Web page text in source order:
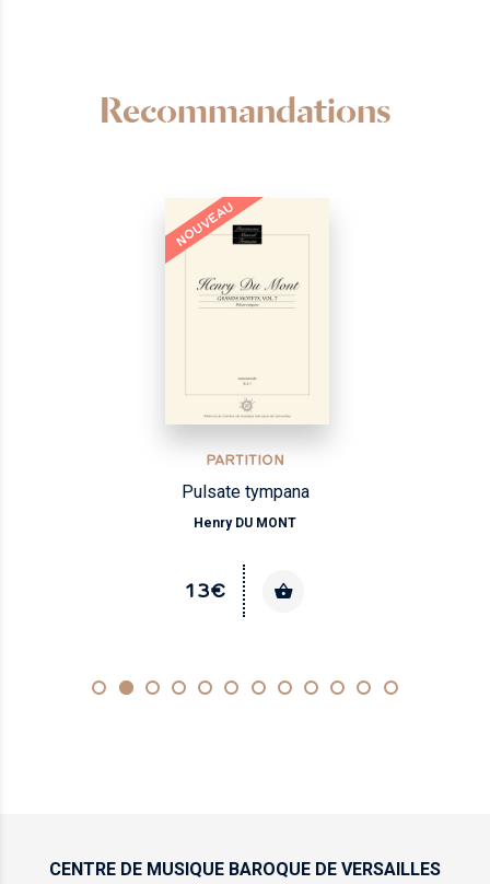
Recommandations
NOUVEAU
PARTITION
Pulsate tympana
Henry DU MONT
13€
CENTRE DE MUSIQUE BAROQUE DE VERSAILLES